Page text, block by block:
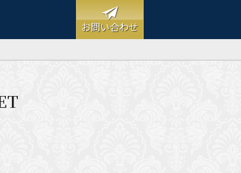
お問い合わせ